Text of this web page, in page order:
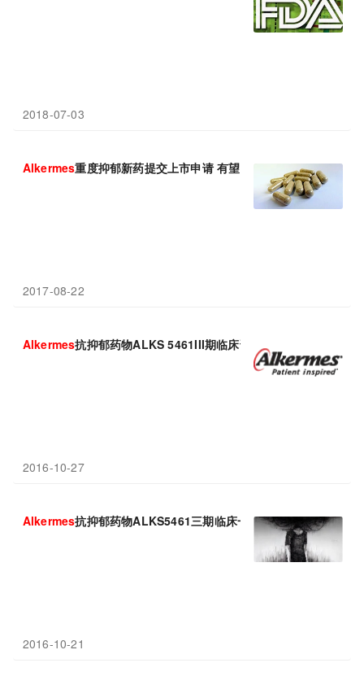
2018-07-03
Alkermes重度抑郁新药提交上市申请 有望近期上市
2017-08-22
Alkermes抗抑郁药物ALKS 5461III期临床试验成功，股价大涨
2016-10-27
Alkermes抗抑郁药物ALKS5461三期临床一胜两负，美国FDA或
2016-10-21